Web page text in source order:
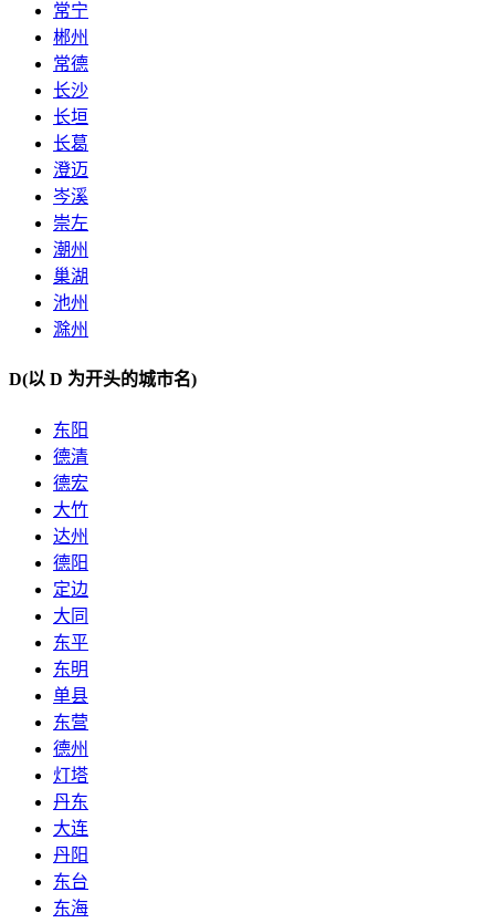
常宁
郴州
常德
长沙
长垣
长葛
澄迈
岑溪
崇左
潮州
巢湖
池州
滁州
D(以 D 为开头的城市名)
东阳
德清
德宏
大竹
达州
德阳
定边
大同
东平
东明
单县
东营
德州
灯塔
丹东
大连
丹阳
东台
东海